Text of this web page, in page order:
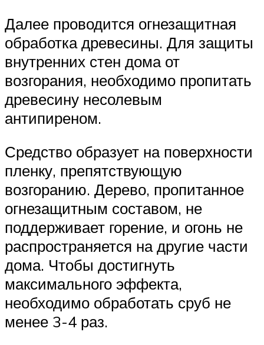
Далее проводится огнезащитная
обработка древесины. Для защиты
внутренних стен дома от
возгорания, необходимо пропитать
древесину несолевым
антипиреном.
Средство образует на поверхности
пленку, препятствующую
возгоранию. Дерево, пропитанное
огнезащитным составом, не
поддерживает горение, и огонь не
распространяется на другие части
дома. Чтобы достигнуть
максимального эффекта,
необходимо обработать сруб не
менее 3-4 раз.